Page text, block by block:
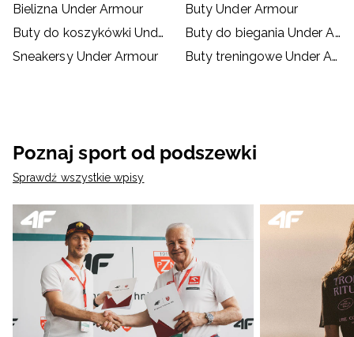
Bielizna Under Armour
Buty Under Armour
Buty do koszykówki Under Armour
Buty do biegania Under Armour
Sneakersy Under Armour
Buty treningowe Under Armour
Poznaj sport od podszewki
Sprawdź wszystkie wpisy